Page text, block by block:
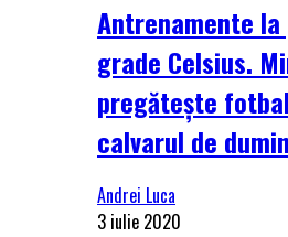
Antrenamente
grade Celsius.
pregătește
calvarul de
Andrei Luca
3 iulie 2020